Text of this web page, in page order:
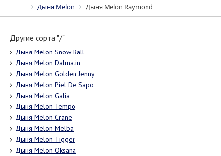
Дыня Melon
Дыня Melon Raymond
Другие сорта "/"
Дыня Melon Snow Ball
Дыня Melon Dalmatin
Дыня Melon Golden Jenny
Дыня Melon Piel De Sapo
Дыня Melon Galia
Дыня Melon Tempo
Дыня Melon Crane
Дыня Melon Melba
Дыня Melon Tigger
Дыня Melon Оksana